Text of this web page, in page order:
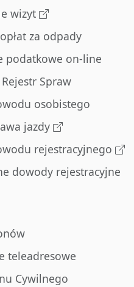
wizyt
za odpady
podatkowe on-line
Spraw
osobistego
jazdy
rejestracyjnego
dowody rejestracyjne
teleadresowe
Cywilnego